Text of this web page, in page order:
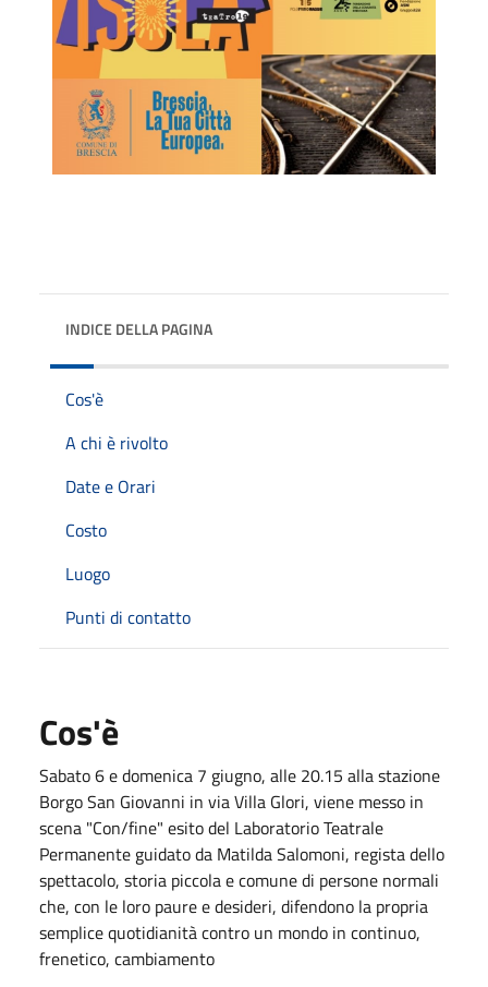
INDICE DELLA PAGINA
Cos'è
A chi è rivolto
Date e Orari
Costo
Luogo
Punti di contatto
Cos'è
Sabato 6 e domenica 7 giugno, alle 20.15 alla stazione
Borgo San Giovanni in via Villa Glori, viene messo in
scena "Con/fine" esito del Laboratorio Teatrale
Permanente guidato da Matilda Salomoni, regista dello
spettacolo, storia piccola e comune di persone normali
che, con le loro paure e desideri, difendono la propria
semplice quotidianità contro un mondo in continuo,
frenetico, cambiamento